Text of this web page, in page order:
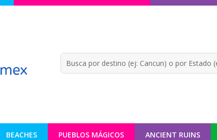
BEACHES PUEBLOS MÁGICOS ANCIENT RUINS